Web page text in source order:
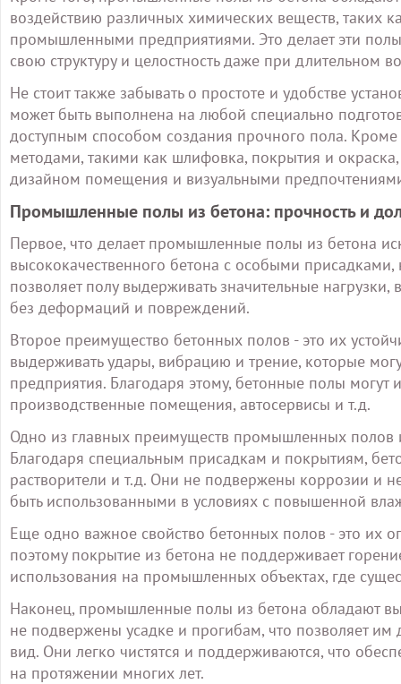
воздействию различных химических веществ, таких
промышленными предприятиями. Это делает эти
свою структуру и целостность даже при длительном
Не стоит также забывать о простоте и удобстве
может быть выполнена на любой специально
доступным способом создания прочного пола.
методами, такими как шлифовка, покрытия и окраска,
дизайном помещения и визуальными
Промышленные полы из бетона: прочность и
Первое, что делает промышленные полы из бетона
высококачественного бетона с особыми
позволяет полу выдерживать значительные
без деформаций и повреждений.
Второе преимущество бетонных полов - это их
выдерживать удары, вибрацию и трение, которые
предприятия. Благодаря этому, бетонные полы могут
производственные помещения, автосервисы и т.д.
Одно из главных преимуществ промышленных полов
Благодаря специальным присадкам и покрытиям,
растворители и т.д. Они не подвержены коррозии и
быть использованными в условиях с повышенной
Еще одно важное свойство бетонных полов - это их
поэтому покрытие из бетона не поддерживает
использования на промышленных объектах, где
Наконец, промышленные полы из бетона обладают
не подвержены усадке и прогибам, что позволяет
вид. Они легко чистятся и поддерживаются, что
на протяжении многих лет.